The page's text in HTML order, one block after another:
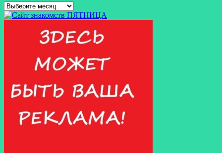
Архивы
статей